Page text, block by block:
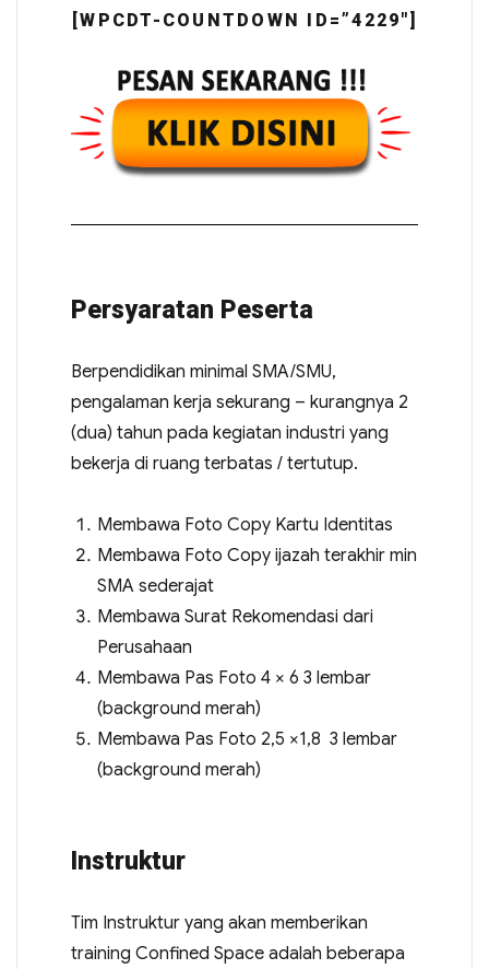
[WPCDT-COUNTDOWN ID=”4229″]
Persyaratan Peserta
Berpendidikan minimal SMA/SMU,
pengalaman kerja sekurang – kurangnya 2
(dua) tahun pada kegiatan industri yang
bekerja di ruang terbatas / tertutup.
Membawa Foto Copy Kartu Identitas
Membawa Foto Copy ijazah terakhir min
SMA sederajat
Membawa Surat Rekomendasi dari
Perusahaan
Membawa Pas Foto 4 × 6 3 lembar
(background merah)
Membawa Pas Foto 2,5 ×1,8 3 lembar
(background merah)
Instruktur
Tim Instruktur yang akan memberikan
training Confined Space adalah beberapa